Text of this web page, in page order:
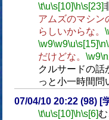
\t\u\s[10]\h\s[23]
アムズのマシン
らしいからな。
\w9\w9\u\s[15]\n
だけどな。 \w9\n
クルサードの話
っと小一時間問
07/04/10 20:22 (98) [
\t\u\s[10]\h\s[6]む